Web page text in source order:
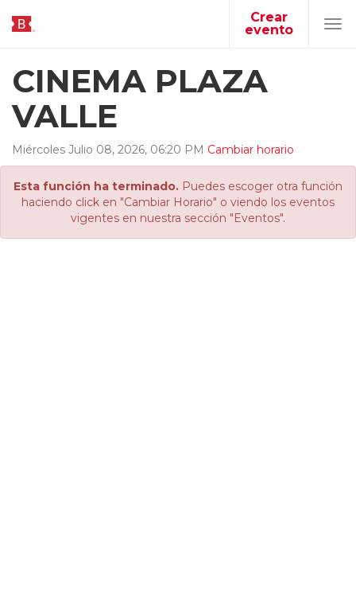
Crear
evento
CINEMA PLAZA
VALLE
Miércoles Julio 08, 2026, 06:20 PM Cambiar horario
Esta función ha terminado. Puedes escoger otra función
haciendo click en "Cambiar Horario" o viendo los eventos
vigentes en nuestra sección "Eventos".